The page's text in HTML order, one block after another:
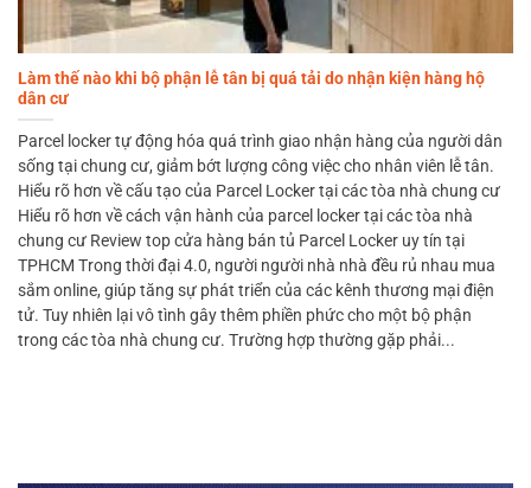
Làm thế nào khi bộ phận lễ tân bị quá tải do nhận kiện hàng hộ
dân cư
Parcel locker tự động hóa quá trình giao nhận hàng của người dân
sống tại chung cư, giảm bớt lượng công việc cho nhân viên lễ tân.
Hiểu rõ hơn về cấu tạo của Parcel Locker tại các tòa nhà chung cư
Hiểu rõ hơn về cách vận hành của parcel locker tại các tòa nhà
chung cư Review top cửa hàng bán tủ Parcel Locker uy tín tại
TPHCM Trong thời đại 4.0, người người nhà nhà đều rủ nhau mua
sắm online, giúp tăng sự phát triển của các kênh thương mại điện
tử. Tuy nhiên lại vô tình gây thêm phiền phức cho một bộ phận
trong các tòa nhà chung cư. Trường hợp thường gặp phải...